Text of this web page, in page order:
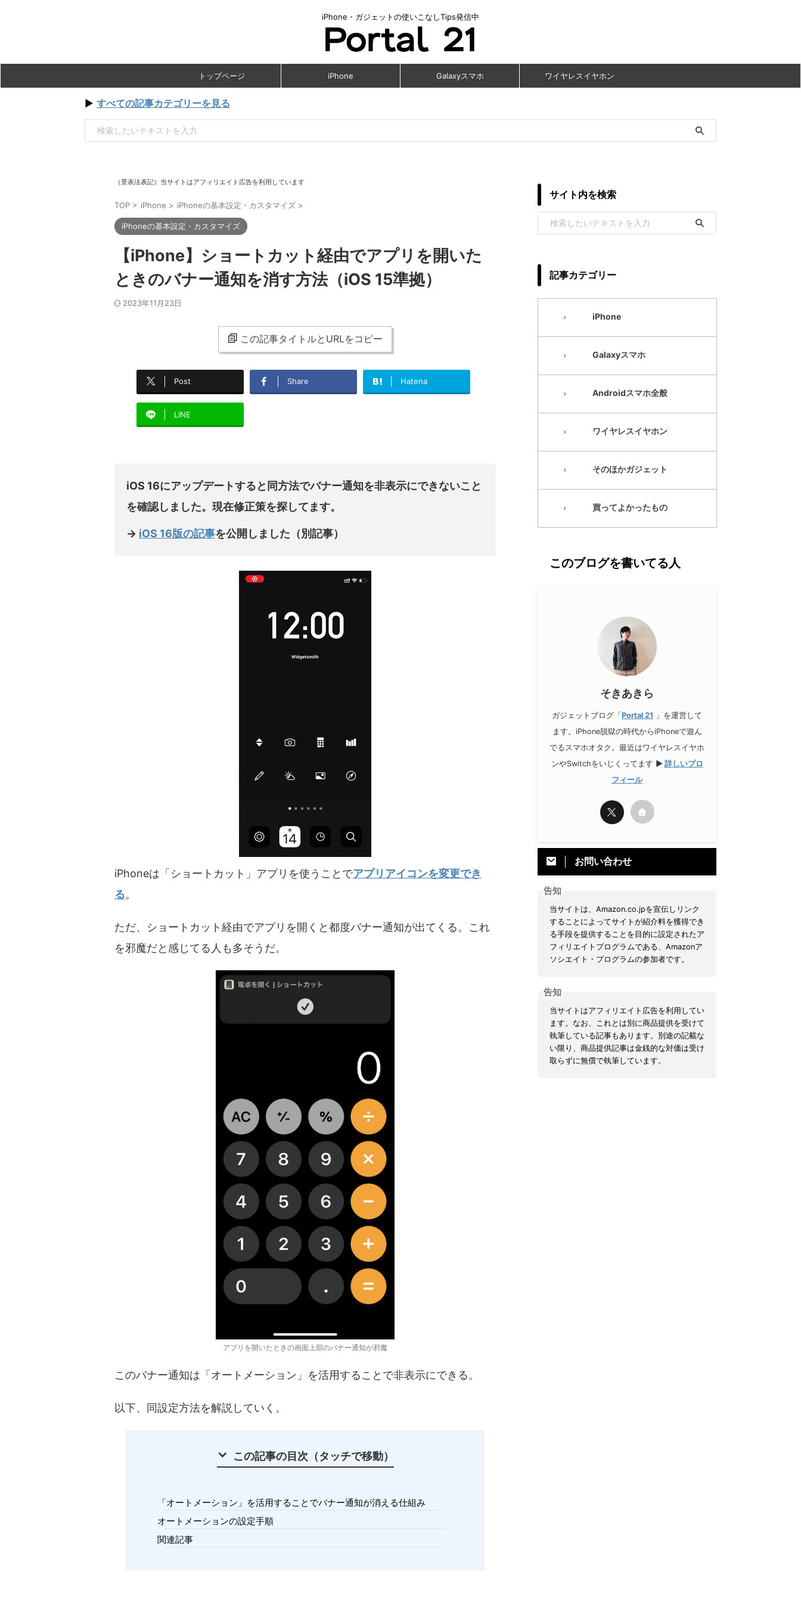
iPhone・ガジェットの使いこなしTips発信中
トップページ iPhone Galaxyスマホ ワイヤレスイヤホン
▶ すべての記事カテゴリーを見る
（景表法表記）当サイトはアフィリエイト広告を利用しています
TOP > iPhone > iPhoneの基本設定・カスタマイズ >
iPhoneの基本設定・カスタマイズ
【iPhone】ショートカット経由でアプリを開いた
ときのバナー通知を消す方法（iOS 15準拠）
2023年11月23日
この記事タイトルとURLをコピー
Post Share Hatena
LINE
iOS 16にアップデートすると同方法でバナー通知を非表示にできないこと
を確認しました。現在修正策を探してます。
→ iOS 16版の記事を公開しました（別記事）
iPhoneは「ショートカット」アプリを使うことでアプリアイコンを変更でき
る。
ただ、ショートカット経由でアプリを開くと都度バナー通知が出てくる。これ
を邪魔だと感じてる人も多そうだ。
アプリを開いたときの画面上部のバナー通知が邪魔
このバナー通知は「オートメーション」を活用することで非表示にできる。
以下、同設定方法を解説していく。
この記事の目次（タッチで移動）
「オートメーション」を活用することでバナー通知が消える仕組み
オートメーションの設定手順
関連記事
サイト内を検索
記事カテゴリー
iPhone
Galaxyスマホ
Androidスマホ全般
ワイヤレスイヤホン
そのほかガジェット
買ってよかったもの
このブログを書いてる人
そきあきら
ガジェットブログ「 Portal 21 」を運営して
ます。iPhone脱獄の時代からiPhoneで遊ん
でるスマホオタク。最近はワイヤレスイヤホ
ンやSwitchをいじくってます ▶ 詳しいプロ
フィール
お問い合わせ
告知
当サイトは、Amazon.co.jpを宣伝しリンク
することによってサイトが紹介料を獲得でき
る手段を提供することを目的に設定されたア
フィリエイトプログラムである、Amazonア
ソシエイト・プログラムの参加者です。
告知
当サイトはアフィリエイト広告を利用してい
ます。なお、これとは別に商品提供を受けて
執筆している記事もあります。別途の記載な
い限り、商品提供記事は金銭的な対価は受け
取らずに無償で執筆しています。